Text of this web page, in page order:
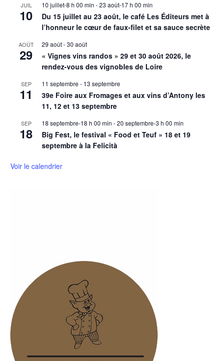
JUIL
10
10 juillet-8 h 00 min -23 août-17 h 00 min
Du 15 juillet au 23 août, le café Les Éditeurs met à
l’honneur le cœur de faux-filet et sa sauce secrète
AOÛT
29
29 août-30 août
« Vignes vins randos » 29 et 30 août 2026, le
rendez-vous des vignobles de Loire
SEP
11
11 septembre - 13 septembre
39e Foire aux Fromages et aux vins d’Antony les
11, 12 et 13 septembre
SEP
18
18 septembre-18 h 00 min -20 septembre-3 h 00 min
Big Fest, le festival « Food et Teuf » 18 et 19
septembre à la Felicità
Voir le calendrier